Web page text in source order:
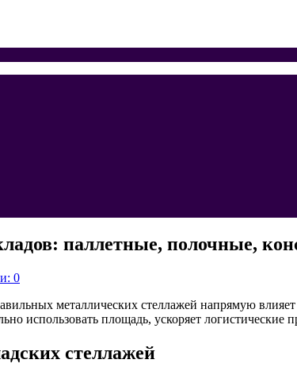
паллетные, полочные,
0
металлических стеллажей напрямую
использовать площадь, ускоряет
стеллажей